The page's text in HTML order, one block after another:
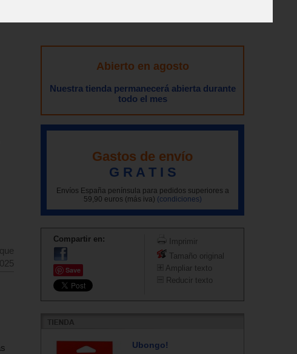
Abierto en agosto
Nuestra tienda permanecerá abierta durante
todo el mes
Gastos de envío
G R A T I S
Envíos España península para pedidos superiores a
59,90 euros (más iva) (condiciones)
Compartir en:
Save
Imprimir
Tamaño original
Ampliar texto
Reducir texto
Ubongo!